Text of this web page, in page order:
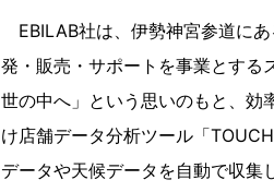
EBILAB社は、伊勢神宮参道に
発・販売・サポートを事業とする
世の中へ」という思いのもと、効
け店舗データ分析ツール「
データや天候データを自動で収集